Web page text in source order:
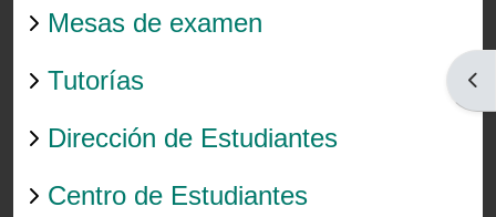
Mesas de examen
Tutorías
Dirección de Estudiantes
Centro de Estudiantes